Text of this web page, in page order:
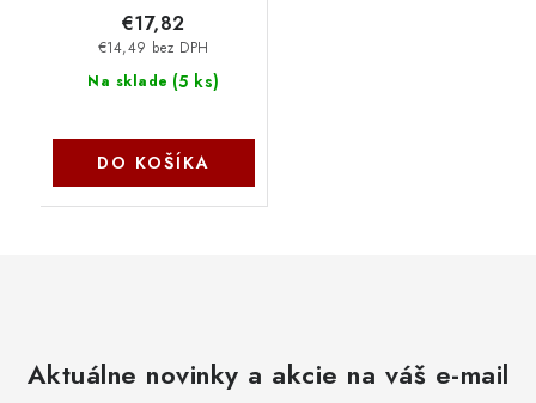
Na sklade (5 ks)
€14,49 bez DPH
€17,82
DO KOŠÍKA
Aktuálne novinky a akcie na váš e-mail